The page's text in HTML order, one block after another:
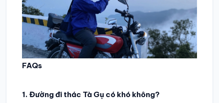
FAQs
1. Đường đi thác Tà Gụ có khó không?